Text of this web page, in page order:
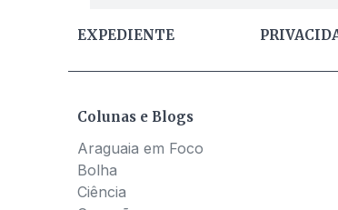
EXPEDIENTE
Colunas e Blogs
Araguaia em Foco
Bolha
Ciência